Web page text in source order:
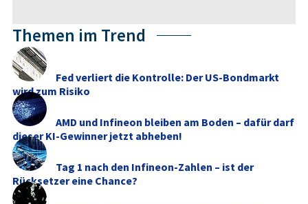
Themen im Trend
Fed verliert die Kontrolle: Der US-Bondmarkt
wird zum Risiko
AMD und Infineon bleiben am Boden – dafür darf
dieser KI-Gewinner jetzt abheben!
Tag 1 nach den Infineon-Zahlen – ist der
Rücksetzer eine Chance?